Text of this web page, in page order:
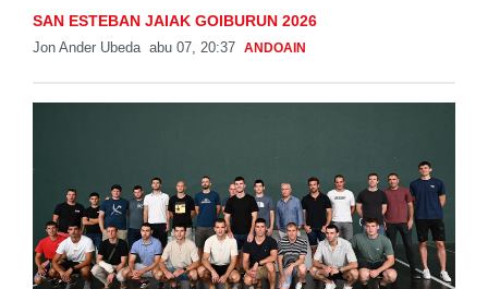
SAN ESTEBAN JAIAK GOIBURUN 2026
Jon Ander Ubeda abu 07, 20:37 ANDOAIN